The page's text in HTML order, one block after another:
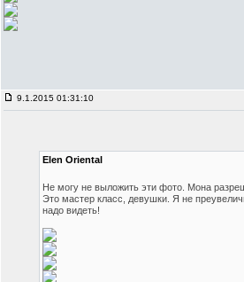
9.1.2015 01:31:10
Elen Oriental
Не могу не выложить эти фото. Мона
Это мастер класс, девушки. Я не
надо видеть!